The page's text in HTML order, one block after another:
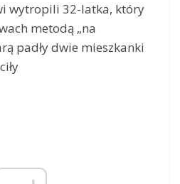
wytropili 32-latka, który
metodą „na
padły dwie mieszkanki